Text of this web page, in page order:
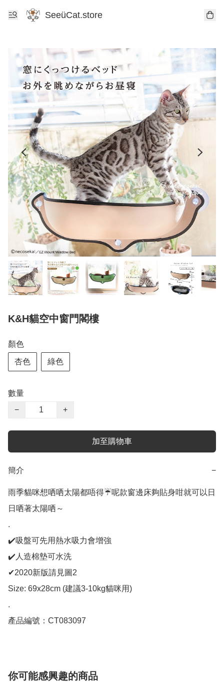
SeeüCat.store
K&H貓空中窗門閣樓
顏色
杏色 綠色
數量
−
+
加至購物車
簡介 −
雨季貓咪想哂哂太陽都唔得☔️呢款窗邊床夠貼身咁就可以日
日哂著太陽哂～
.
✔️吸盤可先用熱水吸力會增強
✔️人造棉墊可水洗
✔2020新版請見圖2
Size: 69x28cm (建議3-10kg貓咪用)
.
產品編號：CT083097
你可能感興趣的商品